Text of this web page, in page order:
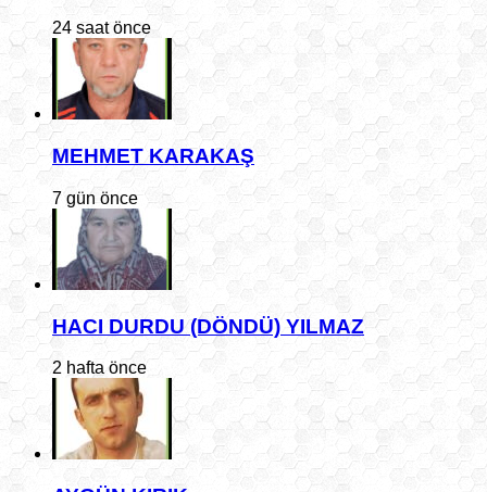
24 saat önce
MEHMET KARAKAŞ
7 gün önce
HACI DURDU (DÖNDÜ) YILMAZ
2 hafta önce